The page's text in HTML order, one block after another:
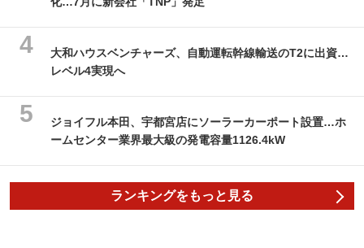
大和ハウスベンチャーズ、自動運転幹線輸送のT2に出資…
レベル4実現へ
ジョイフル本田、宇都宮店にソーラーカーポート設置…ホ
ームセンター業界最大級の発電容量1126.4kW
ランキングをもっと見る